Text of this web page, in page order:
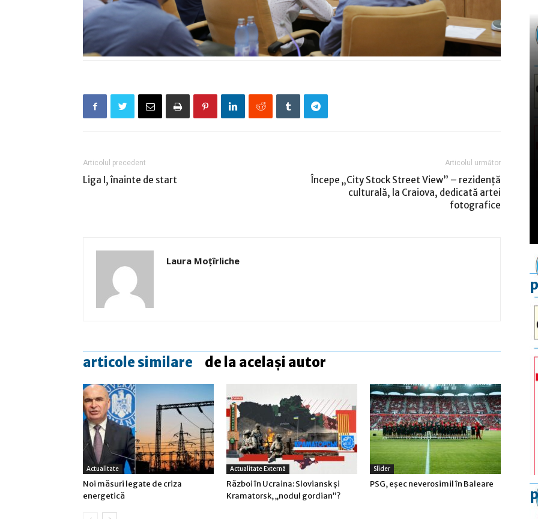
Articolul precedent
Liga I, înainte de start
Articolul următor
Începe „City Stock Street View” – rezidență
culturală, la Craiova, dedicată artei
fotografice
Laura Moţîrliche
articole similare de la același autor
Actualitate
Noi măsuri legate de criza
energetică
Actualitate Externă
Război în Ucraina: Sloviansk şi
Kramatorsk, „nodul gordian”?
Slider
PSG, eşec neverosimil în Baleare